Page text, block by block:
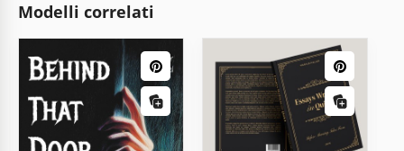
Modelli correlati